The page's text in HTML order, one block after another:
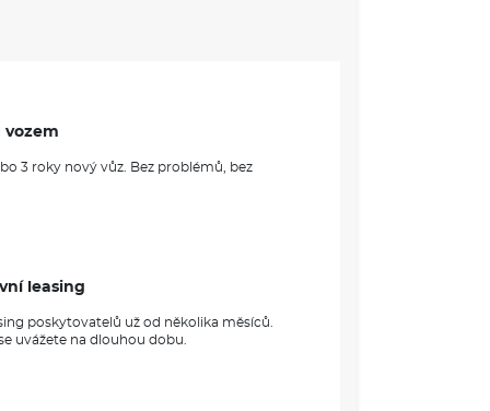
vozem
3 roky nový vůz. Bez problémů, bez
leasing
poskytovatelů už od několika měsíců.
uvážete na dlouhou dobu.